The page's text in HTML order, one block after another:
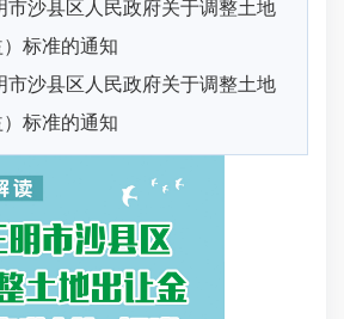
市沙县区人民政府关于调整土地
标准的通知
市沙县区人民政府关于调整土地
标准的通知